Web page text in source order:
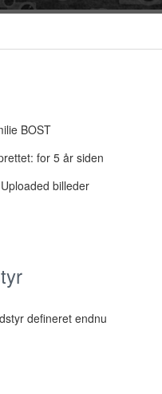
BOST
for 5 år siden
billeder
defineret endnu